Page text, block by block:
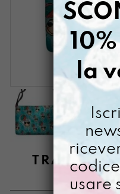
TRACOLLA
€
la
usare